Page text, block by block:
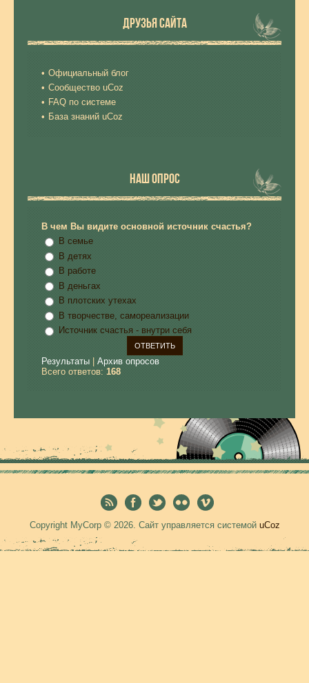
ДРУЗЬЯ САЙТА
Официальный блог
Сообщество uCoz
FAQ по системе
База знаний uCoz
НАШ ОПРОС
В чем Вы видите основной источник счастья?
В семье
В детях
В работе
В деньгах
В плотских утехах
В творчестве, самореализации
Источник счастья - внутри себя
Результаты
Архив опросов
Всего ответов: 168
Copyright MyCorp © 2026. Сайт управляется системой uCoz